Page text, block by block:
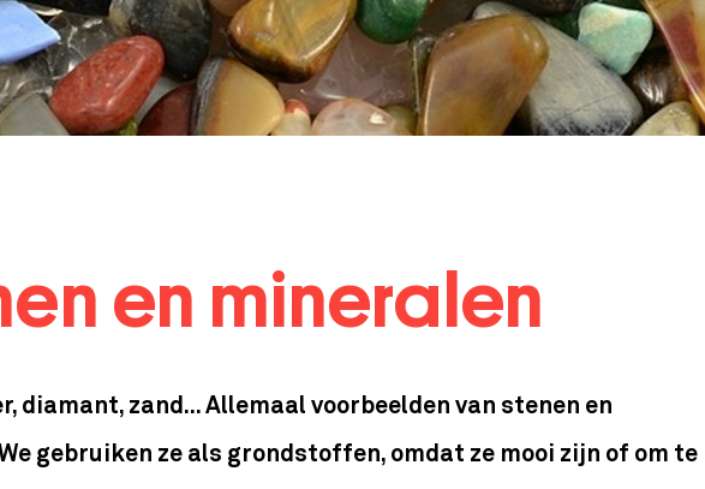
en mineralen
diamant, zand... Allemaal voorbeelden van stenen en
gebruiken ze als grondstoffen, omdat ze mooi zijn of om te